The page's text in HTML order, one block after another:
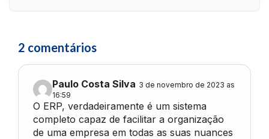
2 comentários
Paulo Costa Silva 3 de novembro de 2023 as
16:59
O ERP, verdadeiramente é um sistema
completo capaz de facilitar a organização
de uma empresa em todas as suas nuances